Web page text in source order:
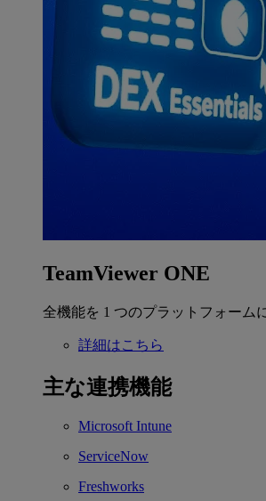
TeamViewer ONE
全機能を 1 つのプラットフォーム
詳細はこちら
主な連携機能
Microsoft Intune
ServiceNow
Freshworks